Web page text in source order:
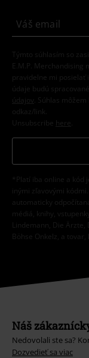
Týmto súhlasím so
E.M.P.
pravidelne mi posielať
údaje budú
údajov
. Súhlas
odkaz/link.
Unsubscribe here
*Platí iba online a kód
inými zľavovými
automaticky
médiá, knihy,
Lindemann, Die
Böhse Onkelz, a
Náš
Nedovolali ste sa?
Dozvedieť sa viac